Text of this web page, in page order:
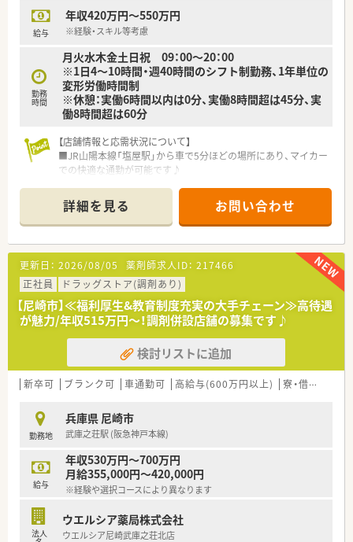
給与
年収420万円～550万円
※経験・スキル等考慮
勤務
時間
月火水木金土日祝 09：00～20：00
※1日4～10時間・週40時間のシフト制勤務、1年単位の
変形労働時間制
※休憩：実働6時間以内は0分、実働8時間超は45分、実
働8時間超は60分
【店舗情報と応需状況について】
■JR山陽本線「塩屋駅」から車で5分ほどの場所にあり、マイカー
での快適な通勤が可能です♪
科など広域の処方箋を応需しています。
■1日の処方箋枚数は20～30枚程度で、現在6名の薬剤師が在籍
し協力しながら対応しています。
【勤務実態について】
■全国転勤やエリア内転勤、自宅から通勤可能な範囲など、3つ
の働き方から選択が可能です。
■最大で20日間もの長期休暇制度が用意されており、多くの社
員が利用してリフレッシュしながらご勤務しています♪
■育児休業は最長3年間取得可能で、復職後の時短勤務は小学校
卒業まで利用できるなど支援が手厚いのが特徴です。
【こんな方が活躍中】
■多様な処方箋の応需やOTCカウンセリングを通じて、幅広い知
■地域にお住まいの様々なお客様との対話を楽しみ、健康に関す
る相談に乗ることが得意な方が活躍しています。
■将来的には店舗運営のマネジメントや本部業務など、薬剤師の
枠を超えて挑戦したい方が活躍中です。
【こんな方にオススメ】
■日本を代表するグローバル企業であるため、安定した経営基盤
■年間休日120日以上に加え最大20日の連続休暇もあり、ワーク
ライフバランスを重視する方に最適です。
詳細を見る お問い合わせ
更新日： 2026/08/05 薬剤師求人ID： 217466
正社員
ドラッグストア(調剤あり)
【尼崎市】≪福利厚生&教育制度充実の大手チェーン≫高待遇
が魅力/年収515万円～！調剤併設店舗の募集です♪
検討リストに追加
新卒可 ブランク可 車通勤可 高給与(600万円以上) 寮・借上社宅あり
勤務地
兵庫県 尼崎市
武庫之荘駅 (阪急神戸本線)
給与
年収530万円～700万円
月給355,000円～420,000円
※経験や選択コースにより異なります
法人
ウエルシア薬局株式会社
ウエルシア尼崎武庫之荘北店